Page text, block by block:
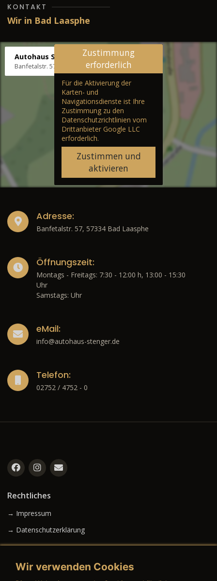
KONTAKT
Wir in Bad Laasphe
Autohaus Stenger
Banfetalstr. 57, 57334 Bad Laasphe
Zustimmung
erforderlich
Für die Aktivierung der
Karten- und
Navigationsdienste ist Ihre
Zustimmung zu den
Datenschutzrichtlinien vom
Drittanbieter Google LLC
erforderlich.
Zustimmen und
aktivieren
Adresse:
Banfetalstr. 57, 57334 Bad Laasphe
Öffnungszeit:
Montags - Freitags: 7:30 - 12:00 h, 13:00 - 15:30
Uhr
Samstags: Uhr
eMail:
info@autohaus-stenger.de
Telefon:
02752 / 4752 - 0
Rechtliches
→ Impressum
→ Datenschutzerklärung
Wir verwenden Cookies